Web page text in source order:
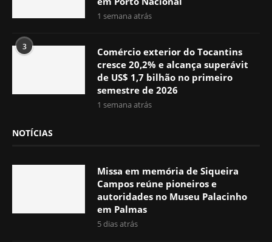
1 semana atrás
3
Comércio exterior do Tocantins
cresce 20,2% e alcança superávit
de US$ 1,7 bilhão no primeiro
semestre de 2026
1 semana atrás
NOTÍCIAS
Missa em memória de Siqueira
Campos reúne pioneiros e
autoridades no Museu Palacinho
em Palmas
5 dias atrás